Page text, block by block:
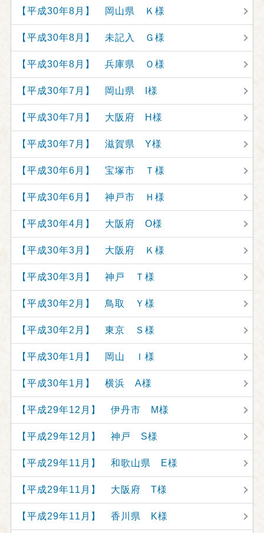
【平成30年8月】 岡山県 Ｋ様
【平成30年8月】 未記入 Ｇ様
【平成30年8月】 兵庫県 Ｏ様
【平成30年7月】 岡山県 I様
【平成30年7月】 大阪府 H様
【平成30年7月】 滋賀県 Y様
【平成30年6月】 宝塚市 Ｔ様
【平成30年6月】 神戸市 Ｈ様
【平成30年4月】 大阪府 O様
【平成30年3月】 大阪府 Ｋ様
【平成30年3月】 神戸 Ｔ様
【平成30年2月】 鳥取 Ｙ様
【平成30年2月】 東京 Ｓ様
【平成30年1月】 岡山 Ｉ様
【平成30年1月】 横浜 A様
【平成29年12月】 伊丹市 M様
【平成29年12月】 神戸 S様
【平成29年11月】 和歌山県 E様
【平成29年11月】 大阪府 T様
【平成29年11月】 香川県 K様